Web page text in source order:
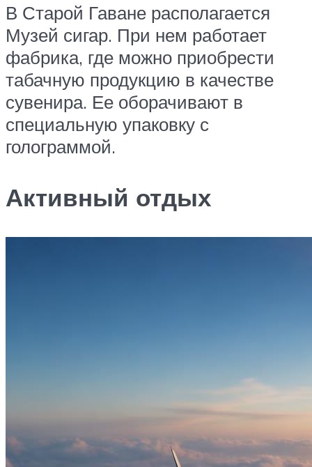
В Старой Гаване располагается
Музей сигар. При нем работает
фабрика, где можно приобрести
табачную продукцию в качестве
сувенира. Ее оборачивают в
специальную упаковку с
голограммой.
Активный отдых